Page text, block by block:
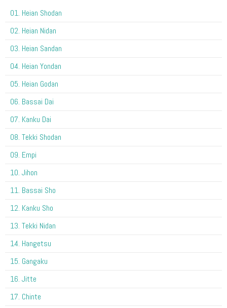
01. Heian Shodan
02. Heian Nidan
03. Heian Sandan
04. Heian Yondan
05. Heian Godan
06. Bassai Dai
07. Kanku Dai
08. Tekki Shodan
09. Empi
10. Jihon
11. Bassai Sho
12. Kanku Sho
13. Tekki Nidan
14. Hangetsu
15. Gangaku
16. Jitte
17. Chinte